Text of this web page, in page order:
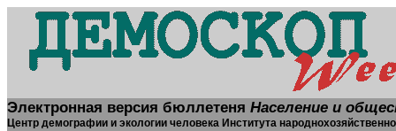
Электронная версия бюллетеня Население и
Центр демографии и экологии человека Института